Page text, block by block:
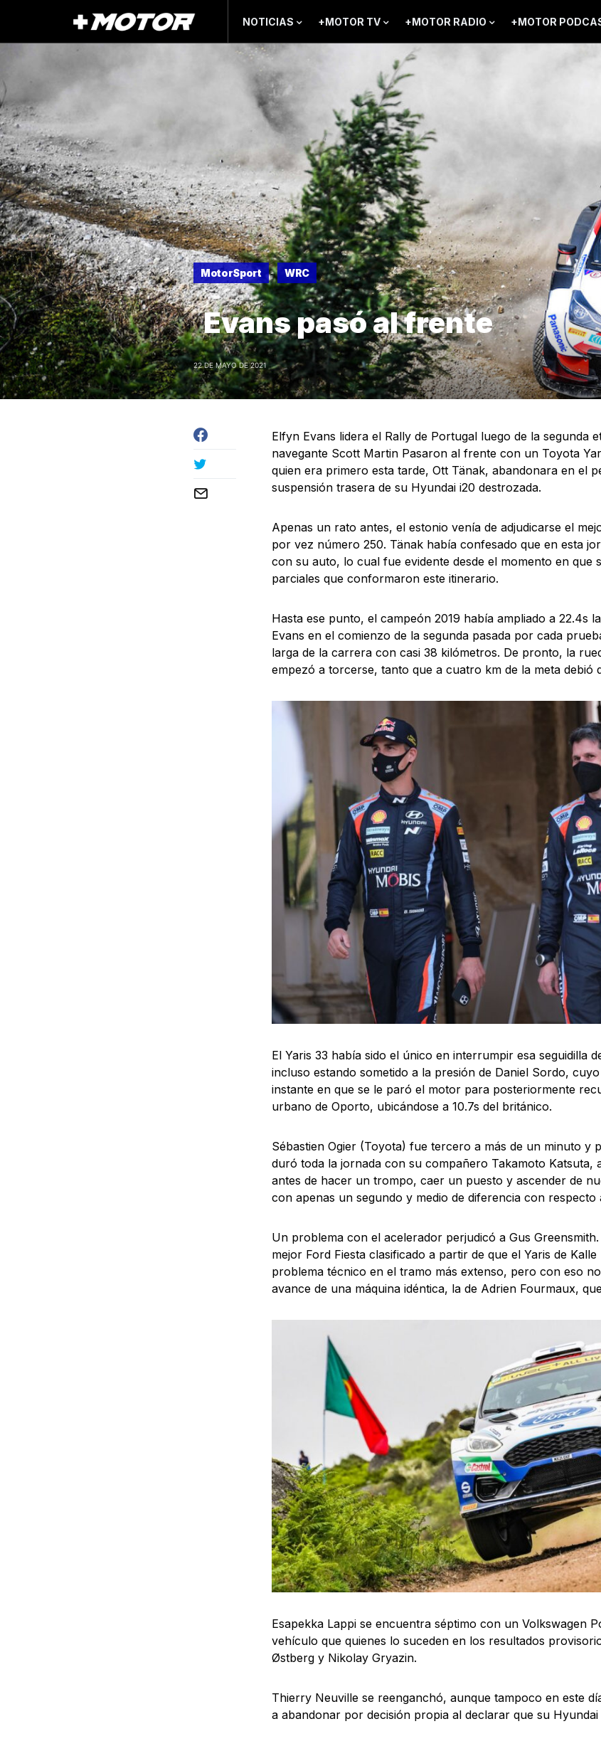
NOTICIAS +MOTOR TV +MOTOR RADIO +MOTOR
MotorSport WRC
Evans pasó al frente
22 DE MAYO DE 2021
Elfyn Evans lidera el Rally de Portugal luego de la segunda
navegante Scott Martin Pasaron al frente con un Toyota
quien era primero esta tarde, Ott Tänak, abandonara en el
suspensión trasera de su Hyundai i20 destrozada.
Apenas un rato antes, el estonio venía de adjudicarse el
por vez número 250. Tänak había confesado que en esta
con su auto, lo cual fue evidente desde el momento en que
parciales que conformaron este itinerario.
Hasta ese punto, el campeón 2019 había ampliado a 22.4s
Evans en el comienzo de la segunda pasada por cada
larga de la carrera con casi 38 kilómetros. De pronto, la
empezó a torcerse, tanto que a cuatro km de la meta debió
El Yaris 33 había sido el único en interrumpir esa seguidilla
incluso estando sometido a la presión de Daniel Sordo,
instante en que se le paró el motor para posteriormente
urbano de Oporto, ubicándose a 10.7s del británico.
Sébastien Ogier (Toyota) fue tercero a más de un minuto y
duró toda la jornada con su compañero Takamoto Katsuta,
antes de hacer un trompo, caer un puesto y ascender de
con apenas un segundo y medio de diferencia con respecto
Un problema con el acelerador perjudicó a Gus
mejor Ford Fiesta clasificado a partir de que el Yaris de
problema técnico en el tramo más extenso, pero con eso
avance de una máquina idéntica, la de Adrien Fourmaux,
Esapekka Lappi se encuentra séptimo con un Volkswagen
vehículo que quienes lo suceden en los resultados
Østberg y Nikolay Gryazin.
Thierry Neuville se reenganchó, aunque tampoco en este
a abandonar por decisión propia al declarar que su Hyundai